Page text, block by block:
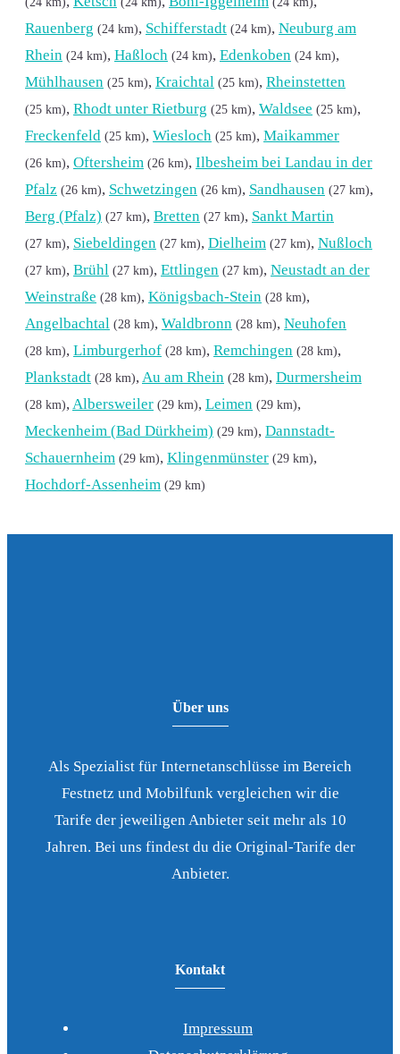
Rauenberg (24 km), Schifferstadt (24 km), Neuburg am
Rhein (24 km), Haßloch (24 km), Edenkoben (24 km),
Mühlhausen (25 km), Kraichtal (25 km), Rheinstetten
(25 km), Rhodt unter Rietburg (25 km), Waldsee (25 km),
Freckenfeld (25 km), Wiesloch (25 km), Maikammer
(26 km), Oftersheim (26 km), Ilbesheim bei Landau in der
Pfalz (26 km), Schwetzingen (26 km), Sandhausen (27 km),
Berg (Pfalz) (27 km), Bretten (27 km), Sankt Martin
(27 km), Siebeldingen (27 km), Dielheim (27 km), Nußloch
(27 km), Brühl (27 km), Ettlingen (27 km), Neustadt an der
Weinstraße (28 km), Königsbach-Stein (28 km),
Angelbachtal (28 km), Waldbronn (28 km), Neuhofen
(28 km), Limburgerhof (28 km), Remchingen (28 km),
Plankstadt (28 km), Au am Rhein (28 km), Durmersheim
(28 km), Albersweiler (29 km), Leimen (29 km),
Meckenheim (Bad Dürkheim) (29 km), Dannstadt-
Schauernheim (29 km), Klingenmünster (29 km),
Hochdorf-Assenheim (29 km)
Über uns
Als Spezialist für Internetanschlüsse im Bereich
Festnetz und Mobilfunk vergleichen wir die
Tarife der jeweiligen Anbieter seit mehr als 10
Jahren. Bei uns findest du die Original-Tarife der
Anbieter.
Kontakt
Impressum